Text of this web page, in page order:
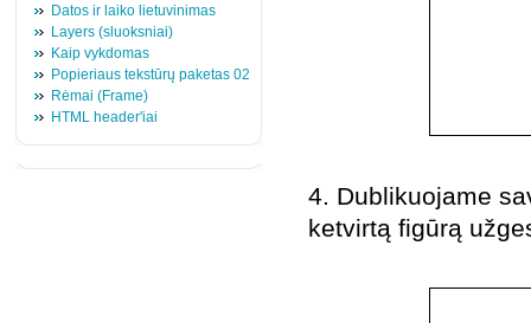
Datos ir laiko lietuvinimas
Layers (sluoksniai)
Kaip vykdomas
Popieriaus tekstūrų paketas 02
Rėmai (Frame)
HTML header'iai
4. Dublikuojame
ketvirtą figūrą